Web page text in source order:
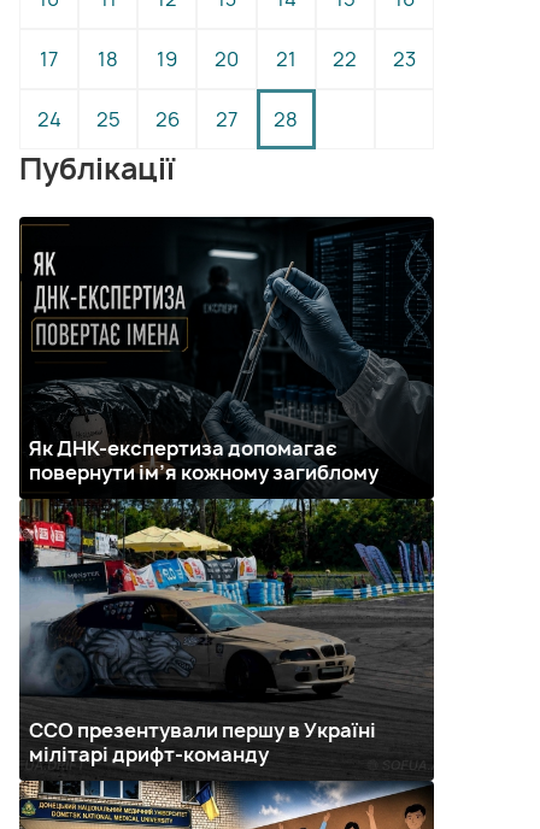
17 18 19 20 21 22 23
24 25 26 27 28
Публікації
Як ДНК-експертиза допомагає
повернути ім’я кожному загиблому
ССО презентували першу в Україні
мілітарі дрифт-команду